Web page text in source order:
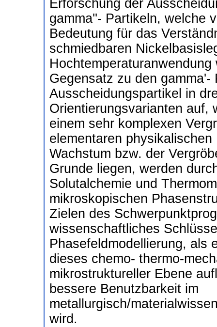
Erforschung der
gamma''- Partikeln, welche
Bedeutung für das
schmiedbaren
Gegensatz zu den
Ausscheidungspartikel in
Orientierungsvarianten auf,
einem sehr komplexen
elementaren
Wachstum bzw. der
Grunde liegen, werden
Solutalchemie und
mikroskopischen
Zielen des
wissenschaftliches
Phasefeldmodellierung, als
dieses chemo- thermo-
mikrostruktureller Ebene
bessere Benutzbarkeit im
metallurgisch/
wird.